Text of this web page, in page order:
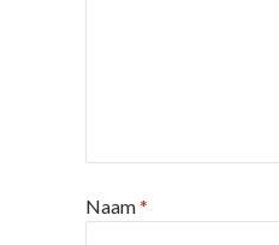
Naam*